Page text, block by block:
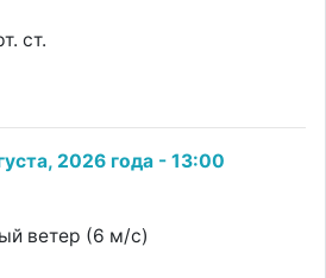
ст.
2026 года - 13:00
ветер (6 м/с)